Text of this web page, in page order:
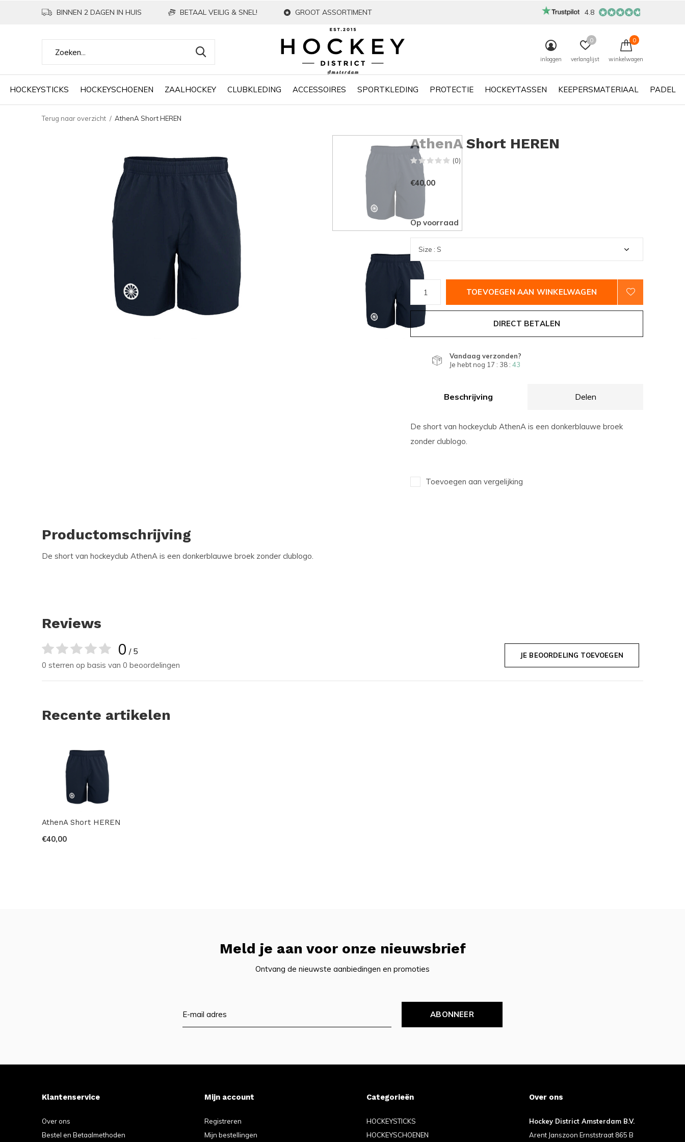
HOCKEYSTICKS HOCKEYSCHOENEN ZAALHOCKEY CLUBKLEDING ACCESSOIRES SPORTKLEDING PROTECTIE HOCKEYTASSEN KEEPERSMATERIAAL PADEL
inloggen verlanglijst
0
winkelwagen
0
BINNEN 2 DAGEN IN HUIS BETAAL VEILIG & SNEL! GROOT ASSORTIMENT 4.8
Terug naar overzicht AthenA Short HEREN
AthenA Short HEREN
(0)
€40,00
Op voorraad
TOEVOEGEN AAN WINKELWAGEN
DIRECT BETALEN
Vandaag verzonden?
Je hebt nog 17 : 38 : 42
Beschrijving Delen
De short van hockeyclub AthenA is een donkerblauwe broek
zonder clublogo.
Toevoegen aan vergelijking
Productomschrijving
De short van hockeyclub AthenA is een donkerblauwe broek zonder clublogo.
Reviews
0 / 5
0 sterren op basis van 0 beoordelingen
JE BEOORDELING TOEVOEGEN
Recente artikelen
AthenA Short HEREN
€40,00
Meld je aan voor onze nieuwsbrief
Ontvang de nieuwste aanbiedingen en promoties
ABONNEER
Klantenservice
Over ons
Bestel en Betaalmethoden
Mijn account
Registreren
Mijn bestellingen
Categorieën
HOCKEYSTICKS
HOCKEYSCHOENEN
Over ons
Hockey District Amsterdam B.V.
Arent Janszoon Ernststraat 865 B